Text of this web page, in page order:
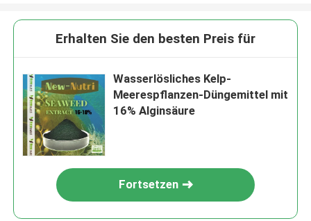
Erhalten Sie den besten Preis für
Wasserlösliches Kelp-
Meerespflanzen-Düngemittel mit
16% Alginsäure
Fortsetzen